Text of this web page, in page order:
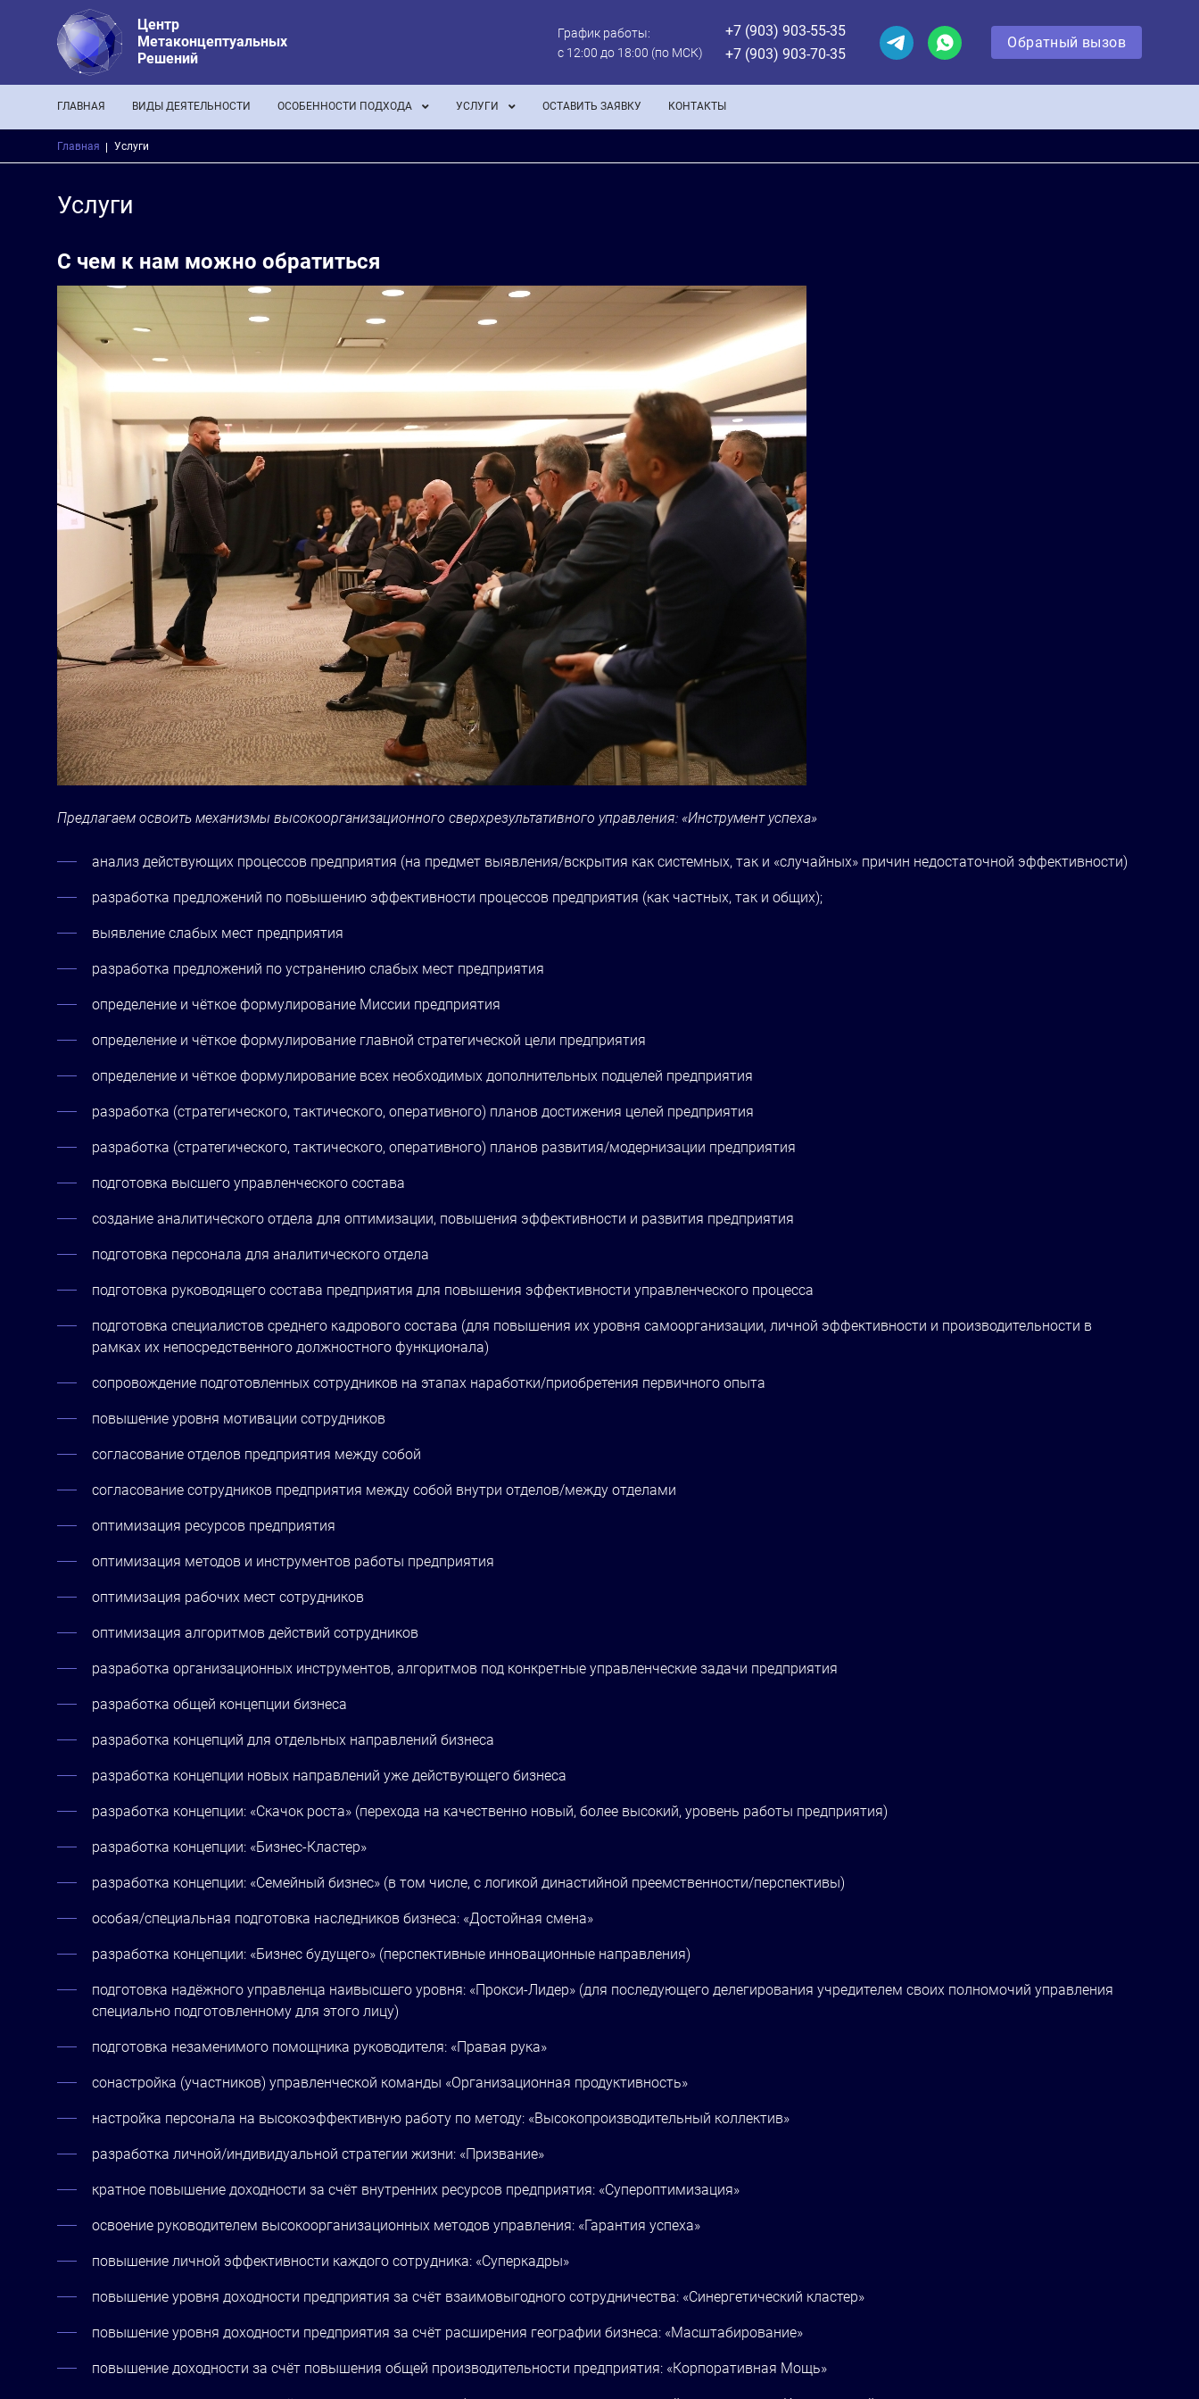
Центр
Метаконцептуальных
Решений
График работы:
с 12:00 до 18:00 (по МСК)
+7 (903) 903-55-35
+7 (903) 903-70-35
Обратный вызов
Основная навигация
ГЛАВНАЯ ВИДЫ ДЕЯТЕЛЬНОСТИ ОСОБЕННОСТИ ПОДХОДА УСЛУГИ ОСТАВИТЬ ЗАЯВКУ КОНТАКТЫ
Строка навигации
Главная Услуги
Услуги
С чем к нам можно обратиться
Предлагаем освоить механизмы высокоорганизационного сверхрезультативного управления: «Инструмент успеха»
анализ действующих процессов предприятия (на предмет выявления/вскрытия как системных, так и «случайных» причин недостаточной эффективности)
разработка предложений по повышению эффективности процессов предприятия (как частных, так и общих);
выявление слабых мест предприятия
разработка предложений по устранению слабых мест предприятия
определение и чёткое формулирование Миссии предприятия
определение и чёткое формулирование главной стратегической цели предприятия
определение и чёткое формулирование всех необходимых дополнительных подцелей предприятия
разработка (стратегического, тактического, оперативного) планов достижения целей предприятия
разработка (стратегического, тактического, оперативного) планов развития/модернизации предприятия
подготовка высшего управленческого состава
создание аналитического отдела для оптимизации, повышения эффективности и развития предприятия
подготовка персонала для аналитического отдела
подготовка руководящего состава предприятия для повышения эффективности управленческого процесса
подготовка специалистов среднего кадрового состава (для повышения их уровня самоорганизации, личной эффективности и производительности в
рамках их непосредственного должностного функционала)
сопровождение подготовленных сотрудников на этапах наработки/приобретения первичного опыта
повышение уровня мотивации сотрудников
согласование отделов предприятия между собой
согласование сотрудников предприятия между собой внутри отделов/между отделами
оптимизация ресурсов предприятия
оптимизация методов и инструментов работы предприятия
оптимизация рабочих мест сотрудников
оптимизация алгоритмов действий сотрудников
разработка организационных инструментов, алгоритмов под конкретные управленческие задачи предприятия
разработка общей концепции бизнеса
разработка концепций для отдельных направлений бизнеса
разработка концепции новых направлений уже действующего бизнеса
разработка концепции: «Скачок роста» (перехода на качественно новый, более высокий, уровень работы предприятия)
разработка концепции: «Бизнес-Кластер»
разработка концепции: «Семейный бизнес» (в том числе, с логикой династийной преемственности/перспективы)
особая/специальная подготовка наследников бизнеса: «Достойная смена»
разработка концепции: «Бизнес будущего» (перспективные инновационные направления)
подготовка надёжного управленца наивысшего уровня: «Прокси-Лидер» (для последующего делегирования учредителем своих полномочий управления
специально подготовленному для этого лицу)
подготовка незаменимого помощника руководителя: «Правая рука»
сонастройка (участников) управленческой команды «Организационная продуктивность»
настройка персонала на высокоэффективную работу по методу: «Высокопроизводительный коллектив»
разработка личной/индивидуальной стратегии жизни: «Призвание»
кратное повышение доходности за счёт внутренних ресурсов предприятия: «Супероптимизация»
освоение руководителем высокоорганизационных методов управления: «Гарантия успеха»
повышение личной эффективности каждого сотрудника: «Суперкадры»
повышение уровня доходности предприятия за счёт взаимовыгодного сотрудничества: «Синергетический кластер»
повышение уровня доходности предприятия за счёт расширения географии бизнеса: «Масштабирование»
повышение доходности за счёт повышения общей производительности предприятия: «Корпоративная Мощь»